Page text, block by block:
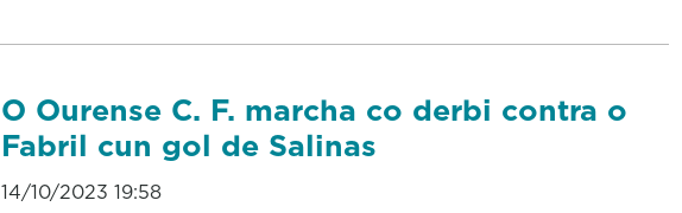
O Ourense C. F. marcha co derbi contra o
Fabril cun gol de Salinas
14/10/2023 19:58